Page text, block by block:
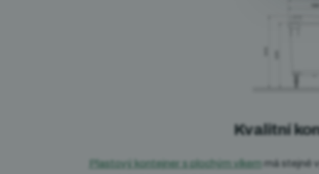
Kvalitní
Plastový kontejner s plochým víkem má stejné